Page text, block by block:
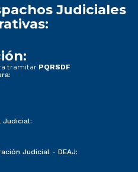
Judiciales
tramitar PQRSDF
Judicial:
Judicial - DEAJ: